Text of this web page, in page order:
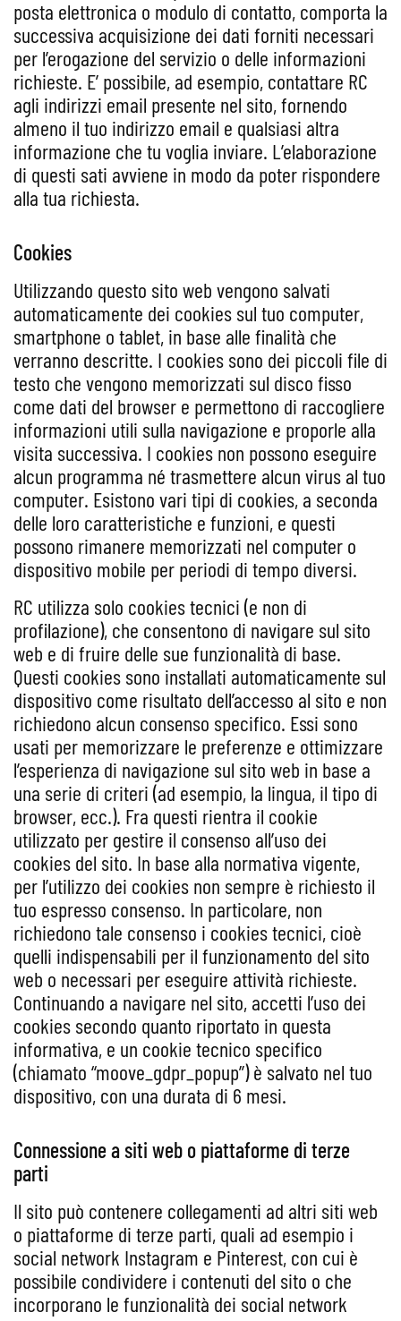
posta elettronica o modulo di contatto, comporta la
successiva acquisizione dei dati forniti necessari
per l’erogazione del servizio o delle informazioni
richieste. E’ possibile, ad esempio, contattare RC
agli indirizzi email presente nel sito, fornendo
almeno il tuo indirizzo email e qualsiasi altra
informazione che tu voglia inviare. L’elaborazione
di questi sati avviene in modo da poter rispondere
alla tua richiesta.
Cookies
Utilizzando questo sito web vengono salvati
automaticamente dei cookies sul tuo computer,
smartphone o tablet, in base alle finalità che
verranno descritte. I cookies sono dei piccoli file di
testo che vengono memorizzati sul disco fisso
come dati del browser e permettono di raccogliere
informazioni utili sulla navigazione e proporle alla
visita successiva. I cookies non possono eseguire
alcun programma né trasmettere alcun virus al tuo
computer. Esistono vari tipi di cookies, a seconda
delle loro caratteristiche e funzioni, e questi
possono rimanere memorizzati nel computer o
dispositivo mobile per periodi di tempo diversi.
RC utilizza solo cookies tecnici (e non di
profilazione), che consentono di navigare sul sito
web e di fruire delle sue funzionalità di base.
Questi cookies sono installati automaticamente sul
dispositivo come risultato dell’accesso al sito e non
richiedono alcun consenso specifico. Essi sono
usati per memorizzare le preferenze e ottimizzare
l’esperienza di navigazione sul sito web in base a
una serie di criteri (ad esempio, la lingua, il tipo di
browser, ecc.). Fra questi rientra il cookie
utilizzato per gestire il consenso all’uso dei
cookies del sito. In base alla normativa vigente,
per l’utilizzo dei cookies non sempre è richiesto il
tuo espresso consenso. In particolare, non
richiedono tale consenso i cookies tecnici, cioè
quelli indispensabili per il funzionamento del sito
web o necessari per eseguire attività richieste.
Continuando a navigare nel sito, accetti l’uso dei
cookies secondo quanto riportato in questa
informativa, e un cookie tecnico specifico
(chiamato “moove_gdpr_popup”) è salvato nel tuo
dispositivo, con una durata di 6 mesi.
Connessione a siti web o piattaforme di terze
parti
Il sito può contenere collegamenti ad altri siti web
o piattaforme di terze parti, quali ad esempio i
social network Instagram e Pinterest, con cui è
possibile condividere i contenuti del sito o che
incorporano le funzionalità dei social network